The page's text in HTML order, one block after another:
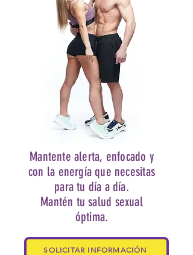
Mantente alerta, enfocado y
con la energía que necesitas
para tu día a día.
Mantén tu salud sexual
óptima.
SOLICITAR INFORMACIÓN